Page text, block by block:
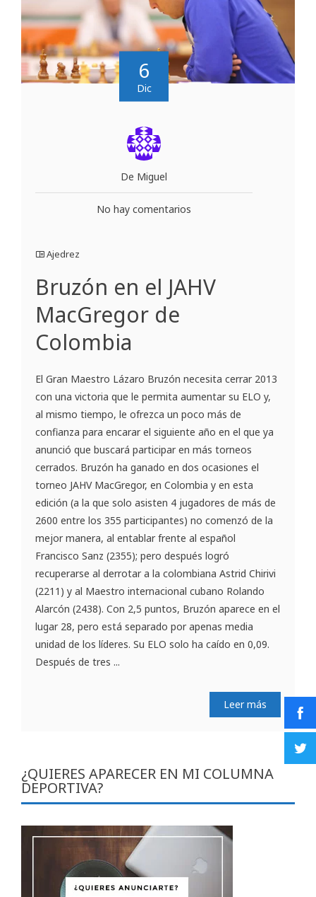
6
Dic
De Miguel
No hay comentarios
Ajedrez
Bruzón en el JAHV
MacGregor de
Colombia
El Gran Maestro Lázaro Bruzón necesita cerrar 2013
con una victoria que le permita aumentar su ELO y,
al mismo tiempo, le ofrezca un poco más de
confianza para encarar el siguiente año en el que ya
anunció que buscará participar en más torneos
cerrados. Bruzón ha ganado en dos ocasiones el
torneo JAHV MacGregor, en Colombia y en esta
edición (a la que solo asisten 4 jugadores de más de
2600 entre los 355 participantes) no comenzó de la
mejor manera, al entablar frente al español
Francisco Sanz (2355); pero después logró
recuperarse al derrotar a la colombiana Astrid Chirivi
(2211) y al Maestro internacional cubano Rolando
Alarcón (2438). Con 2,5 puntos, Bruzón aparece en el
lugar 28, pero está separado por apenas media
unidad de los líderes. Su ELO solo ha caído en 0,09.
Después de tres ...
Leer más
¿QUIERES APARECER EN MI COLUMNA
DEPORTIVA?